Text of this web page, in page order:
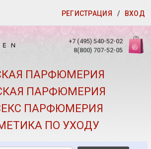
РЕГИСТРАЦИЯ / ВХОД
КАК ЗАКАЗАТЬ
СКИДКИ
КОНТАКТЫ
О КАЧЕСТВЕ
К ЗАКАЗАМ
+7 (495) 540-52-02
8(800) 707-52-05
ПАРФЮМЕРИЯ
ПАРФЮМЕРИЯ
ПАРФЮМЕРИЯ
ПО УХОДУ